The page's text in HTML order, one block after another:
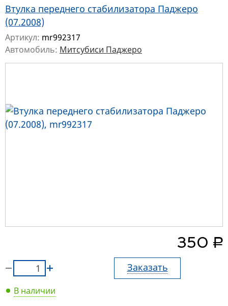
Втулка переднего стабилизатора Паджеро
(07.2008)
Артикул: mr992317
Автомобиль: Митсубиси Паджеро
350 руб.
Заказать
В наличии